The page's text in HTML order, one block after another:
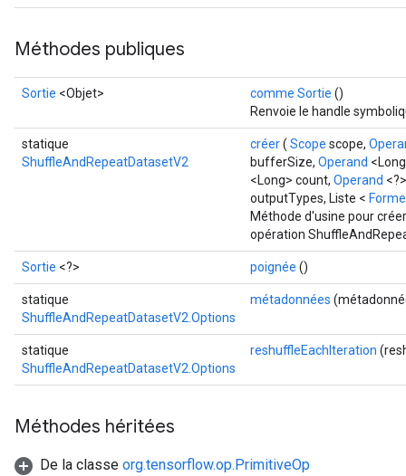
Méthodes publiques
Sortie <Objet> comme Sortie ()
Renvoie le handle
statique
ShuffleAndRepeatDatasetV2
créer( Scope scope,
bufferSize, Operand
<Long> count, Operand
outputTypes, Liste < Forme
Méthode d'usine pour
opération
Sortie <?> poignée ()
statique
ShuffleAndRepeatDatasetV2.Options
métadonnées
statique
ShuffleAndRepeatDatasetV2.Options
reshuffleEachIteration
Méthodes héritées
De la classe org.tensorflow.op.PrimitiveOp